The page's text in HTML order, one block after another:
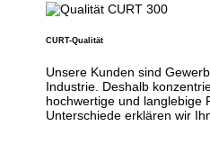
CURT-Qualität
Unsere Kunden sind
Industrie. Deshalb
hochwertige und langlebige
Unterschiede erklären wir